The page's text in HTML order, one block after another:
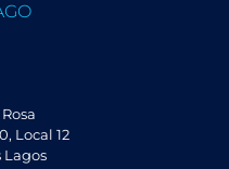
Local 12
Lagos